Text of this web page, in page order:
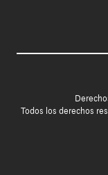
Todos los derechos